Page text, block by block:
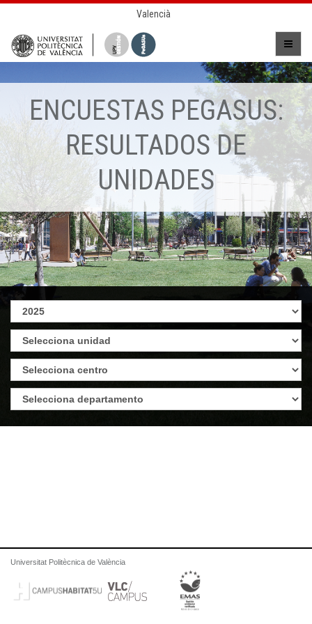
Valencià
ENCUESTAS PEGASUS:
RESULTADOS DE
UNIDADES
Universitat Politècnica de València